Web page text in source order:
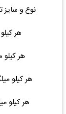
نوع و سایز
هر کیلو میلگرد ۶.۵
هر کیلو میلگرد ۸ قزوین
هر کیلو میلگرد ۱۰ قزوین ۱۲ متری ۷.۵
هر کیلو میلگرد ۱۲ قزوین ۱۲ متری